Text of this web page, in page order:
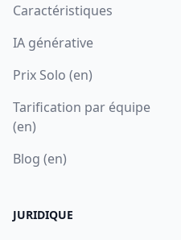
Caractéristiques
IA générative
Prix Solo (en)
Tarification par équipe
(en)
Blog (en)
JURIDIQUE